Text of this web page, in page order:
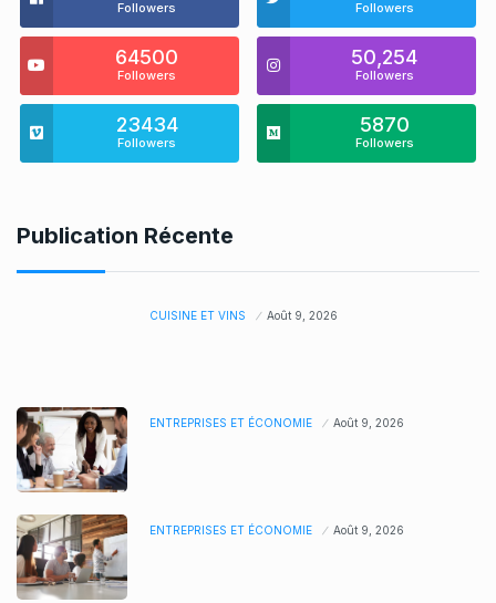
Followers Followers
64500
Followers
50,254
Followers
23434
Followers
5870
Followers
Publication Récente
CUISINE ET VINS Août 9, 2026
ENTREPRISES ET ÉCONOMIE Août 9, 2026
ENTREPRISES ET ÉCONOMIE Août 9, 2026